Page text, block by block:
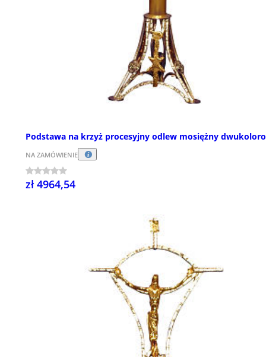
Podstawa na krzyż procesyjny odlew mosiężny
NA ZAMÓWIENIE
zł 4964,54